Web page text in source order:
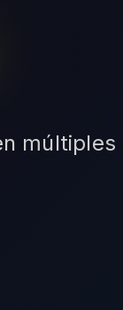
múltiples